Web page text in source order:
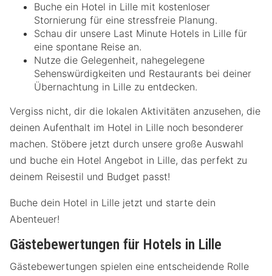
Buche ein Hotel in Lille mit kostenloser
Stornierung für eine stressfreie Planung.
Schau dir unsere Last Minute Hotels in Lille für
eine spontane Reise an.
Nutze die Gelegenheit, nahegelegene
Sehenswürdigkeiten und Restaurants bei deiner
Übernachtung in Lille zu entdecken.
Vergiss nicht, dir die lokalen Aktivitäten anzusehen, die
deinen Aufenthalt im Hotel in Lille noch besonderer
machen. Stöbere jetzt durch unsere große Auswahl
und buche ein Hotel Angebot in Lille, das perfekt zu
deinem Reisestil und Budget passt!
Buche dein Hotel in Lille jetzt und starte dein
Abenteuer!
Gästebewertungen für Hotels in Lille
Gästebewertungen spielen eine entscheidende Rolle